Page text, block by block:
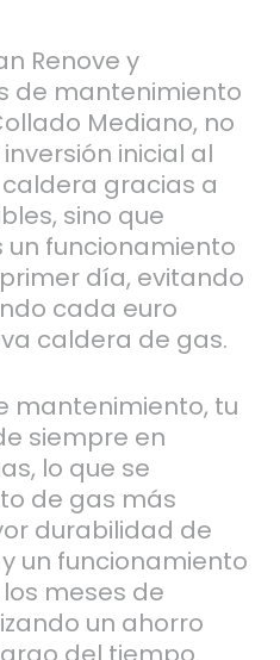
Renove y
mantenimiento
Mediano, no
inicial al
gracias a
sino que
funcionamiento
día, evitando
cada euro
caldera de gas.
mantenimiento, tu
siempre en
lo que se
de gas más
durabilidad de
un funcionamiento
meses de
un ahorro
del tiempo.